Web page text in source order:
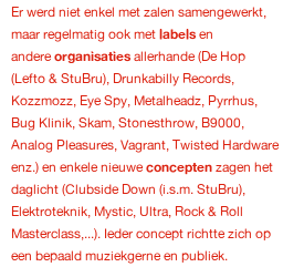
Er werd niet enkel met zalen samengewerkt,
maar regelmatig ook metlabels en
andereorganisaties allerhande (De Hop
(Lefto & StuBru), Drunkabilly Records,
Kozzmozz, Eye Spy, Metalheadz, Pyrrhus,
Bug Klinik, Skam, Stonesthrow, B9000,
Analog Pleasures, Vagrant, Twisted Hardware
enz.) en enkele nieuweconcepten zagen het
daglicht (Clubside Down (i.s.m. StuBru),
Elektroteknik, Mystic, Ultra, Rock & Roll
Masterclass,...). Ieder concept richtte zich op
een bepaald muziekgerne en publiek.